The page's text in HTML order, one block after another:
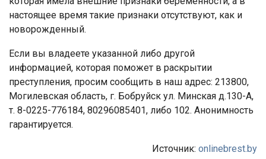
настоящее время такие признаки отсутствуют, как и
новорожденный.
Если вы владеете указанной либо другой
информацией, которая поможет в раскрытии
преступления, просим сообщить в наш адрес: 213800,
Могилевская область, г. Бобруйск ул. Минская д.130-А,
т. 8-0225-776184, 80296085401, либо 102. Анонимность
гарантируется.
Источник: onlinebrest.by